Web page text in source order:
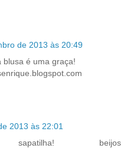
de 2013 às 20:49
blusa é uma graça!
2013 às 22:01
beijos